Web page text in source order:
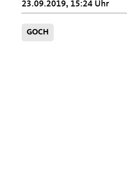
23.09.2019, 15:24 Uhr
GOCH